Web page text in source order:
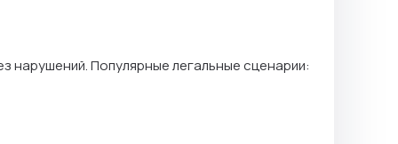
нарушений. Популярные легальные сценарии: